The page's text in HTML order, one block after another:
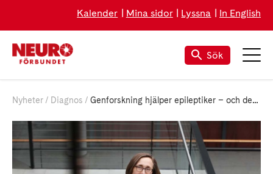
Kalender Mina sidor Lyssna In English
Sök
Nyheter Diagnos Gen­forsk­ning hjäl­per epi­lep­ti­ker – och de­ras fa­mil­jer